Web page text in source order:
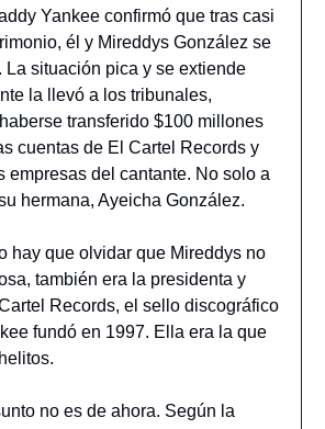
Yankee confirmó que tras casi
él y Mireddys González se
La situación pica y se extiende
la llevó a los tribunales,
transferido $100 millones
cuentas de El Cartel Records y
empresas del cantante. No solo a
hermana, Ayeicha González.
hay que olvidar que Mireddys no
también era la presidenta y
Records, el sello discográfico
fundó en 1997. Ella era la que
no es de ahora. Según la